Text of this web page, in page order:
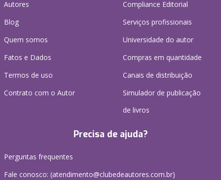
Autores
Blog
Quem somos
Fatos e Dados
Termos de uso
Contrato com o Autor
Compliance Editorial
Serviços profissionais
Universidade do autor
Compras em quantidade
Canais de distribuição
Simulador de publicação
de livros
Precisa de ajuda?
Perguntas frequentes
Fale conosco: (atendimento@clubedeautores.com.br)